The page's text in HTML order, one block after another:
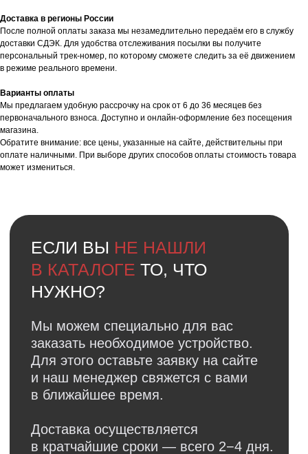
Доставка в регионы России
После полной оплаты заказа мы незамедлительно передаём его в службу
доставки СДЭК. Для удобства отслеживания посылки вы получите
персональный трек-номер, по которому сможете следить за её движением
в режиме реального времени.
Варианты оплаты
Мы предлагаем удобную рассрочку на срок от 6 до 36 месяцев без
первоначального взноса. Доступно и онлайн-оформление без посещения
магазина.
Обратите внимание: все цены, указанные на сайте, действительны при
оплате наличными. При выборе других способов оплаты стоимость товара
может измениться.
+7
Я даю согласие на получениерекламной
Отправить
Оставьте заявку и мы свяжемся
с вами в ближайшее время